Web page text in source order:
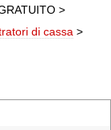
>
di cassa >